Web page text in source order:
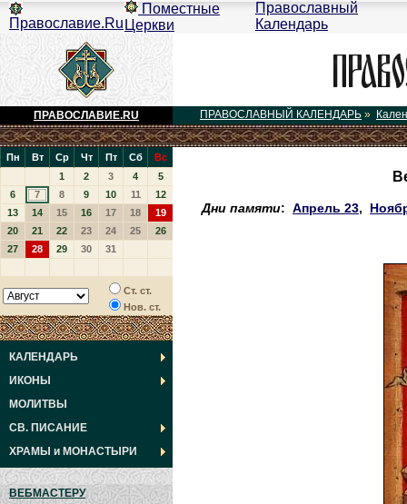
Православие.Ru
Поместные
Церкви
Православный
Календарь
ПРАВОСЛАВИЕ.RU ПРАВОСЛАВНЫЙ КАЛЕНДАРЬ »
Пн Вт Ср Чт Пт Сб
Вс
1
2 3 4
5
6
7 8 9 10 11
12
13
14 15 16 17 18
19
20
21 22 23 24 25
26
27
28 29 30 31
Ст. ст.
Нов. ст.
КАЛЕНДАРЬ
ИКОНЫ
МОЛИТВЫ
СВ. ПИСАНИЕ
ХРАМЫ и МОНАСТЫРИ
ВЕБМАСТЕРУ
Дни памяти: Апрель 23,